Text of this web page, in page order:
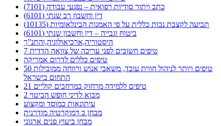
כתב ויתור סודיות רפואית – נפגעי עבודה (7101)
דין וחשבון רב שנתי (6101)
תביעה לקצבת נכות כללית על פי האמנות הבינלאומיות (10135)
ביטוח וגבייה – דין וחשבון שנתי (6101)
היסטוריה,ארכיאולוגיה,והתנ”ך
7 טיפים חשובים לפני עריכה של צוואה הדדית
טיפים כללים לדרום אמריקה
50 טיפים ויותר לניהול חווית עובד, משאבי אנוש ורווחה ממובילות
התחום בישראל
21 טיפים ללמידה מרחוק במרחבים קוליים
מבוא לדיני חופש הביטוי 2
עיתונאות כמוסד ומקצוע
מבחן ב דמוקרטיה מודרנית
מבחן ביעוץ פנים ארגוני